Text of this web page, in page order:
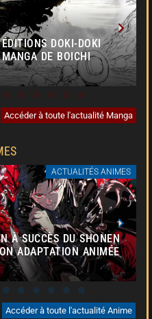
DOKI-DOKI
DE BOICHI
Accéder à toute l'actualité Manga
ACTUALITÉS ANIMES
À SUCCÈS DU SHONEN
ADAPTATION ANIMÉE
Accéder à toute l'actualité Anime